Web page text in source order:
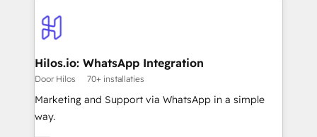
Hilos.io: WhatsApp Integration
Door Hilos 70+ installaties
Marketing and Support via WhatsApp in a simple
way.